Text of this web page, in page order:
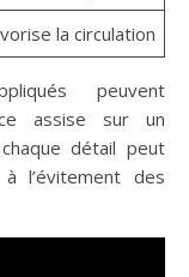
la circulation
peuvent
assise sur un
détail peut
l’évitement des